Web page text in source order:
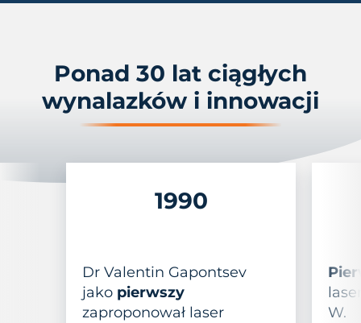
Ponad 30 lat ciągłych
wynalazków i innowacji
1990
Dr Valentin Gapontsev
jako pierwszy
zaproponował laser
W.